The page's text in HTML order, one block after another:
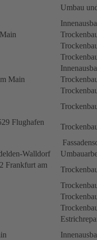
Umbau
Main
Flughafen
Walldorf
Frankfurt am